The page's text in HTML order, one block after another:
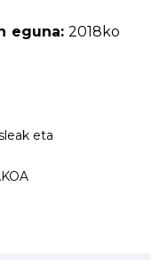
eguna:2018ko
eta